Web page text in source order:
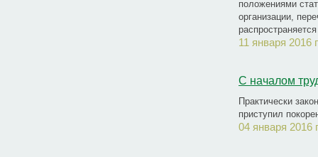
положениями
организации,
11 января 2016
С началом
Практически
приступил
04 января 2016